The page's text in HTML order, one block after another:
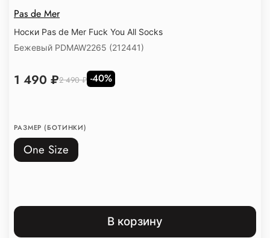
Pas de Mer
Носки Pas de Mer Fuck You All Socks
Бежевый PDMAW2265 (212441)
РАЗМЕР (БОТИНКИ)
One Size
1 490 ₽2 490 ₽ -40%
В корзину